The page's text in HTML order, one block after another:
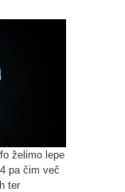
želimo lepe
pa čim več
ter